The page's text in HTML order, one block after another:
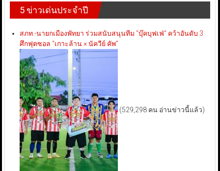
5 ข่าวเด่นประจำปี
สภท.-นายกเมืองพัทยา ร่วมสนับสนุนทีม “บุ๊คบุฟเฟ่” คว้าอันดับ 3
ศึกฟุตซอล “เกาะล้าน × นัควีย์ คัพ”
(529,298 คน อ่านข่าวนี้แล้ว)